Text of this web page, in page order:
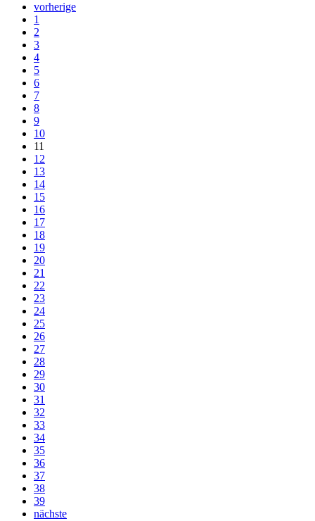
vorherige
1
2
3
4
5
6
7
8
9
10
11
12
13
14
15
16
17
18
19
20
21
22
23
24
25
26
27
28
29
30
31
32
33
34
35
36
37
38
39
nächste